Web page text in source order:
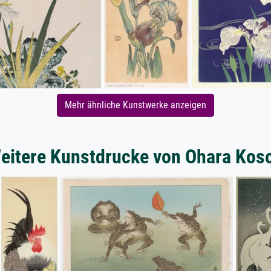
Mehr ähnliche Kunstwerke anzeigen
Kunstdrucke von Ohara